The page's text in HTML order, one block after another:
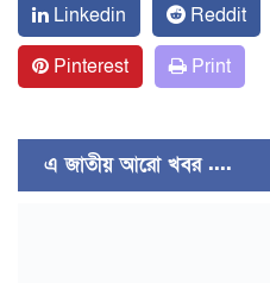
Linkedin
Reddit
Pinterest
Print
এ জাতীয় আরো খবর ....